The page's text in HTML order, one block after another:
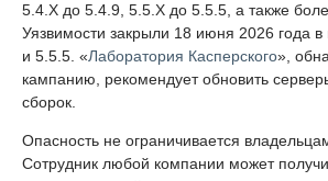
5.4.X до 5.4.9, 5.5.X до 5.5.5, а также
Уязвимости закрыли 18 июня 2026 года
и 5.5.5. «Лаборатория Касперского»,
кампанию, рекомендует обновить
сборок.
Опасность не ограничивается
Сотрудник любой компании может